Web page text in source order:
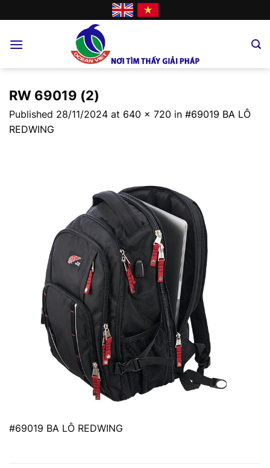
to
RW 69019 (2)
Published 28/11/2024 at 640 × 720 in #69019 BA LÔ
REDWING
#69019 BA LÔ REDWING